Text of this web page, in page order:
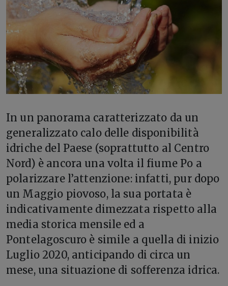
In un panorama caratterizzato da un
generalizzato calo delle disponibilità
idriche del Paese (soprattutto al Centro
Nord) è ancora una volta il fiume Po a
polarizzare l’attenzione: infatti, pur dopo
un Maggio piovoso, la sua portata è
indicativamente dimezzata rispetto alla
media storica mensile ed a
Pontelagoscuro è simile a quella di inizio
Luglio 2020, anticipando di circa un
mese, una situazione di sofferenza idrica.